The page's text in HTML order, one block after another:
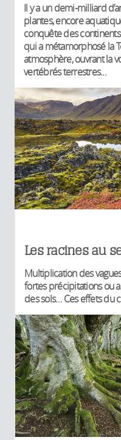
Il y a un demi-milliard
plantes, encore
conquête des
qui a métamorphosé la
atmosphère, ouvrant la
vertébrés terrestres...
Les racines au
Multiplication des
fortes précipitations ou
des sols… Ces effets du